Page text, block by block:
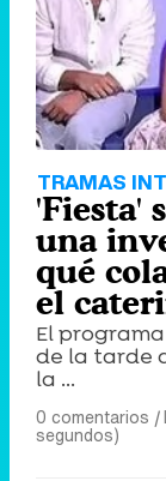
TRAMAS
'Fiesta'
una
qué
el
El
de la tarde
la ...
0 comentarios |
segundos)